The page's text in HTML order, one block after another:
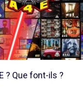
? Que font-ils ?